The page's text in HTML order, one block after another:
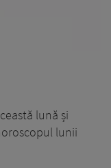
lună și
lunii